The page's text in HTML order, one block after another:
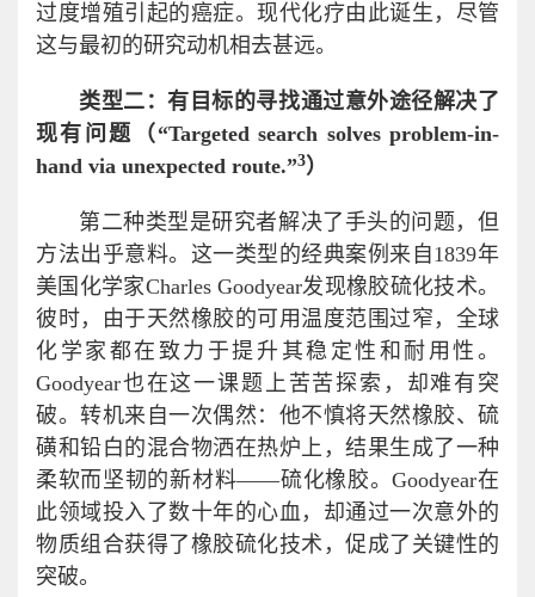
过度增殖引起的癌症。现代化疗由此诞生，尽管
这与最初的研究动机相去甚远。
类型二：有目标的寻找通过意外途径解决了
现有问题（“Targeted search solves problem-in-
hand via unexpected route.”3）
第二种类型是研究者解决了手头的问题，但
方法出乎意料。这一类型的经典案例来自1839年
美国化学家Charles Goodyear发现橡胶硫化技术。
彼时，由于天然橡胶的可用温度范围过窄，全球
化学家都在致力于提升其稳定性和耐用性。
Goodyear也在这一课题上苦苦探索，却难有突
破。转机来自一次偶然：他不慎将天然橡胶、硫
磺和铅白的混合物洒在热炉上，结果生成了一种
柔软而坚韧的新材料——硫化橡胶。Goodyear在
此领域投入了数十年的心血，却通过一次意外的
物质组合获得了橡胶硫化技术，促成了关键性的
突破。